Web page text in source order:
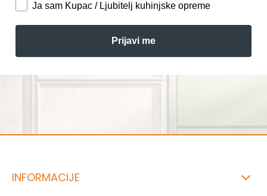
Ja sam Kupac / Ljubitelj kuhinjske opreme
Prijavi me
INFORMACIJE